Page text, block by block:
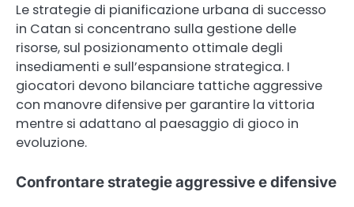
Le strategie di pianificazione urbana di successo
in Catan si concentrano sulla gestione delle
risorse, sul posizionamento ottimale degli
insediamenti e sull’espansione strategica. I
giocatori devono bilanciare tattiche aggressive
con manovre difensive per garantire la vittoria
mentre si adattano al paesaggio di gioco in
evoluzione.
Confrontare strategie aggressive e difensive